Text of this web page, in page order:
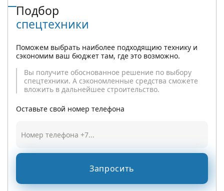
Подбор
спецтехники
Поможем выбрать наиболее подходящию технику и
сэкономим ваш бюджет там, где это возможно.
Вы получите обоснованное решение по выбору
спецтехники. А сэкономленные средства сможете
вложить в дальнейшее строительство.
Оставьте свой номер телефона
Запросить